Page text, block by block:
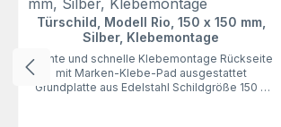
Türschild, Modell Rio, 150 x 150 mm,
Silber, Klebemontage
leichte und schnelle Klebemontage Rückseite
mit Marken-Klebe-Pad ausgestattet
Grundplatte aus Edelstahl Schildgröße 150 x